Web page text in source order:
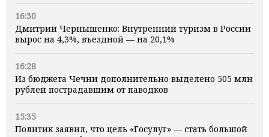
16:30
Дмитрий Чернышенко: Внутренний туризм в России
вырос на 4,3%, въездной — на 20,1%
16:28
Из бюджета Чечни дополнительно выделено 505 млн
рублей пострадавшим от паводков
15:35
Политик заявил, что цель «Госулуг» — стать большой